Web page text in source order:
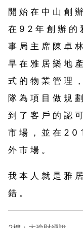
開 始 在 中 山 創
在 9 2 年 創 辦 的
事 局 主 席 陳 卓
早 在 雅 居 樂 地
式 的 物 業 管 理
隊 為 項 目 做 規
到 了 客 戶 的 認
市 場 ， 並 在 2 0
外 市 場 。
我 本 人 就 是 雅
錯 。